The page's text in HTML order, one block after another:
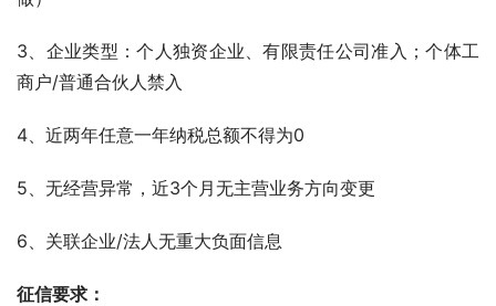
3、企业类型：个人独资企业、有限责任公司准入；个体工
商户/普通合伙人禁入
4、近两年任意一年纳税总额不得为0
5、无经营异常，近3个月无主营业务方向变更
6、关联企业/法人无重大负面信息
征信要求：